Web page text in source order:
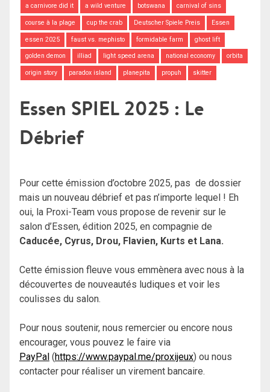
a carnivore did it a wild venture botswana carnival of sins
course à la plage cup the crab Deutscher Spiele Preis Essen
essen 2025 faust vs. mephisto formidable farm ghost lift
golden demon illiad light speed arena national economy orbita
origin story paradox island planepita propuh skitter
Essen SPIEL 2025 : Le
Débrief
Pour cette émission d’octobre 2025, pas de dossier
mais un nouveau débrief et pas n’importe lequel ! Eh
oui, la Proxi-Team vous propose de revenir sur le
salon d’Essen, édition 2025, en compagnie de
Caducée, Cyrus, Drou, Flavien, Kurts et Lana.
Cette émission fleuve vous emmènera avec nous à la
découvertes de nouveautés ludiques et voir les
coulisses du salon.
Pour nous soutenir, nous remercier ou encore nous
encourager, vous pouvez le faire via
PayPal (https://www.paypal.me/proxijeux) ou nous
contacter pour réaliser un virement bancaire.